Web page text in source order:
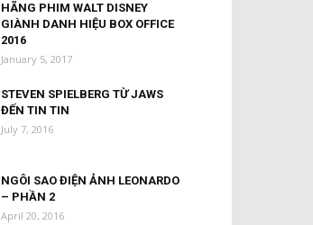
HÃNG PHIM WALT DISNEY
GIÀNH DANH HIỆU BOX OFFICE
2016
January 5, 2017
STEVEN SPIELBERG TỪ JAWS
ĐẾN TIN TIN
July 7, 2016
NGÔI SAO ĐIỆN ẢNH LEONARDO
– PHẦN 2
April 20, 2016